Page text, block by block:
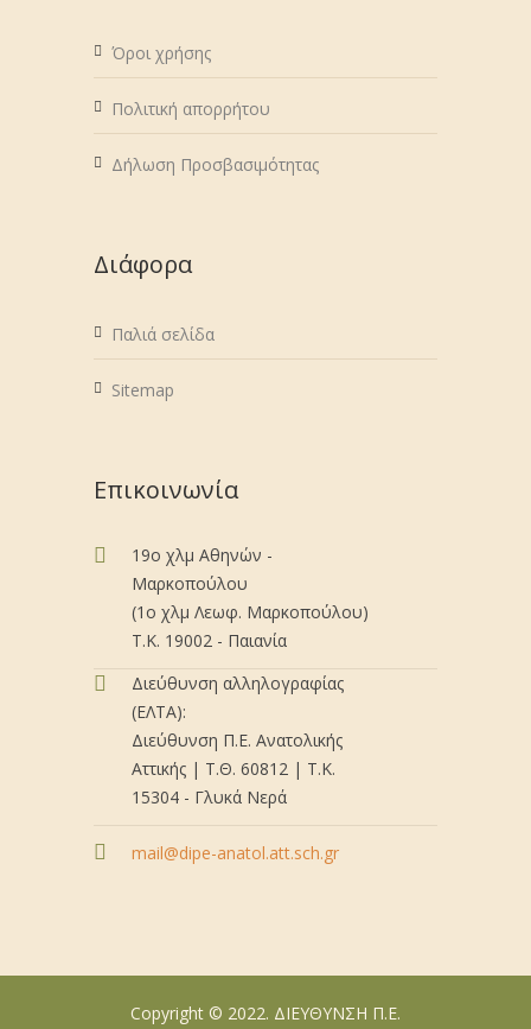
Όροι χρήσης
Πολιτική απορρήτου
Δήλωση Προσβασιμότητας
Διάφορα
Παλιά σελίδα
Sitemap
Επικοινωνία
19ο χλμ Αθηνών -
Μαρκοπούλου
(1ο χλμ Λεωφ. Μαρκοπούλου)
Τ.Κ. 19002 - Παιανία
Διεύθυνση αλληλογραφίας
(ΕΛΤΑ):
Διεύθυνση Π.Ε. Ανατολικής
Αττικής | Τ.Θ. 60812 | Τ.Κ.
15304 - Γλυκά Νερά
mail@dipe-anatol.att.sch.gr
Copyright © 2022. ΔΙΕΥΘΥΝΣΗ Π.Ε.